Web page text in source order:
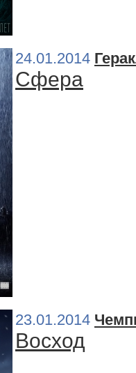
24.01.2014
Сфера
23.01.2014
Восход